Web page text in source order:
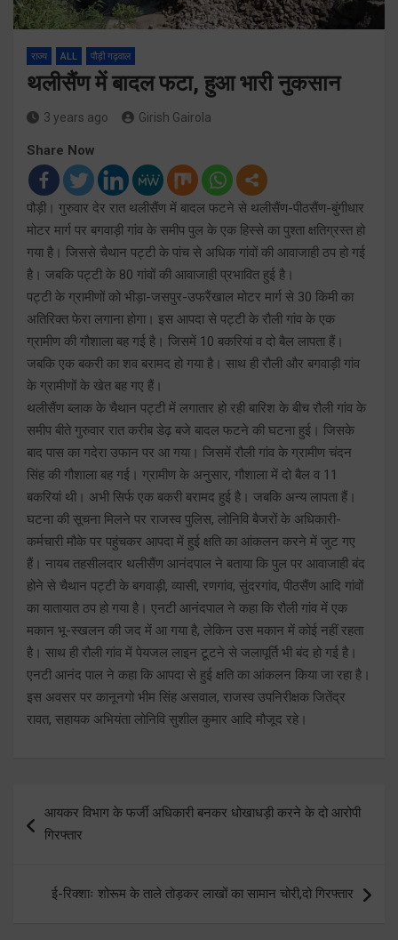
राज्य ALL पौड़ी गढ़वाल
थलीसैंण में बादल फटा, हुआ भारी नुकसान
3 years ago Girish Gairola
Share Now
पौड़ी। गुरुवार देर रात थलीसैंण में बादल फटने से थलीसैंण-पीठसैंण-बुंगीधार
मोटर मार्ग पर बगवाड़ी गांव के समीप पुल के एक हिस्से का पुश्ता क्षतिग्रस्त हो
गया है। जिससे चैथान पट्टी के पांच से अधिक गांवों की आवाजाही ठप हो गई
है। जबकि पट्टी के 80 गांवों की आवाजाही प्रभावित हुई है।
पट्टी के ग्रामीणों को भीड़ा-जसपुर-उफरैंखाल मोटर मार्ग से 30 किमी का
अतिरिक्त फेरा लगाना होगा। इस आपदा से पट्टी के रौली गांव के एक
ग्रामीण की गौशाला बह गई है। जिसमें 10 बकरियां व दो बैल लापता हैं।
जबकि एक बकरी का शव बरामद हो गया है। साथ ही रौली और बगवाड़ी गांव
के ग्रामीणों के खेत बह गए हैं।
थलीसैंण ब्लाक के चैथान पट्टी में लगातार हो रही बारिश के बीच रौली गांव के
समीप बीते गुरुवार रात करीब डेढ़ बजे बादल फटने की घटना हुई। जिसके
बाद पास का गदेरा उफान पर आ गया। जिसमें रौली गांव के ग्रामीण चंदन
सिंह की गौशाला बह गई। ग्रामीण के अनुसार, गौशाला में दो बैल व 11
बकरियां थी। अभी सिर्फ एक बकरी बरामद हुई है। जबकि अन्य लापता हैं।
घटना की सूचना मिलने पर राजस्व पुलिस, लोनिवि बैजरों के अधिकारी-
कर्मचारी मौके पर पहुंचकर आपदा में हुई क्षति का आंकलन करने में जुट गए
हैं। नायब तहसीलदार थलीसैंण आनंदपाल ने बताया कि पुल पर आवाजाही बंद
होने से चैथान पट्टी के बगवाड़ी, व्यासी, रणगांव, सुंदरगांव, पीठसैंण आदि गांवों
का यातायात ठप हो गया है। एनटी आनंदपाल ने कहा कि रौली गांव में एक
मकान भू-स्खलन की जद में आ गया है, लेकिन उस मकान में कोई नहीं रहता
है। साथ ही रौली गांव में पेयजल लाइन टूटने से जलापूर्ति भी बंद हो गई है।
एनटी आनंद पाल ने कहा कि आपदा से हुई क्षति का आंकलन किया जा रहा है।
इस अवसर पर कानूनगो भीम सिंह असवाल, राजस्व उपनिरीक्षक जितेंद्र
रावत, सहायक अभियंता लोनिवि सुशील कुमार आदि मौजूद रहे।
navigation
आयकर विभाग के फर्जी अधिकारी बनकर धोखाधड़ी करने के दो आरोपी
गिरफ्तार
ई-रिक्शाः शोरूम के ताले तोड़कर लाखों का सामान चोरी,दो गिरफ्तार